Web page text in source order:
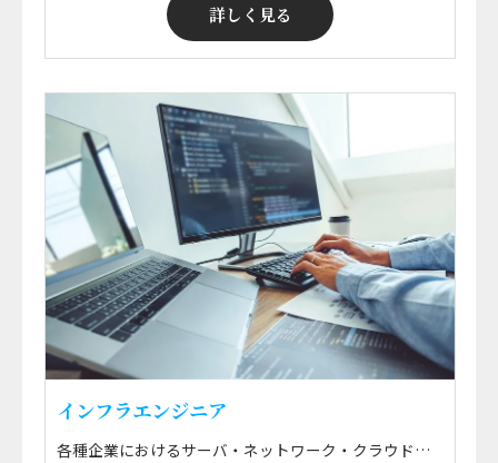
詳しく見る
インフラエンジニア
各種企業におけるサーバ・ネットワーク・クラウド・ミドルウェアなどの要件定義・設計構築・運用保守・監視などの技術支援 ※ 勤務地はプロジェクトによる ※ 希望エリアにて就業可能！ ※ 案件・給与選択制